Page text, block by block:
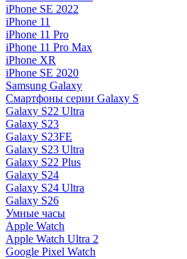
iPhone SE 2022
iPhone 11
iPhone 11 Pro
iPhone 11 Pro Max
iPhone XR
iPhone SE 2020
Samsung Galaxy
Смартфоны серии Galaxy S
Galaxy S22 Ultra
Galaxy S23
Galaxy S23FE
Galaxy S23 Ultra
Galaxy S22 Plus
Galaxy S24
Galaxy S24 Ultra
Galaxy S26
Умные часы
Apple Watch
Apple Watch Ultra 2
Google Pixel Watch